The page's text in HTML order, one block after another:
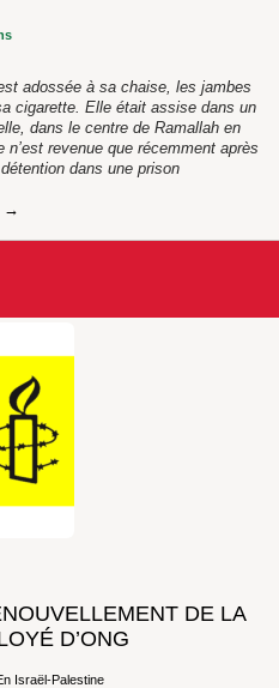
adossée à sa chaise, les jambes
cigarette. Elle était assise dans un
dans le centre de Ramallah en
revenue que récemment après
dans une prison
DE LA
D’ONG
Israël-Palestine